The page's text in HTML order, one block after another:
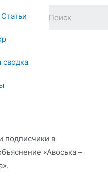
Статьи
сводка
подписчики в
«Авоська –